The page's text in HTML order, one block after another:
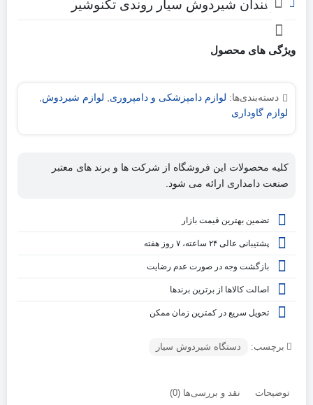
روغندان شیردوش سیار روندی تکنوشیر
ویژگی های محصول
دسته‌بندی‌ها: لوازم دامپزشکی و دامپروری لوازم شیردوش
لوازم گاوداری
کلیه محصولات این فروشگاه از شرکت ها و برند های معتبر
صنعت دامداری ارائه می شود.
تضمین بهترین قیمت بازار
پشتیبانی عالی ۲۴ ساعته، ۷ روز هفته
بازگشت وجه در صورت عدم رضایت
اصالت کالاها از برترین برندها
تحویل سریع در کمترین زمان ممکن
برچسب: دستگاه شیردوش سیار
توضیحات نقد و بررسی‌ها (0)